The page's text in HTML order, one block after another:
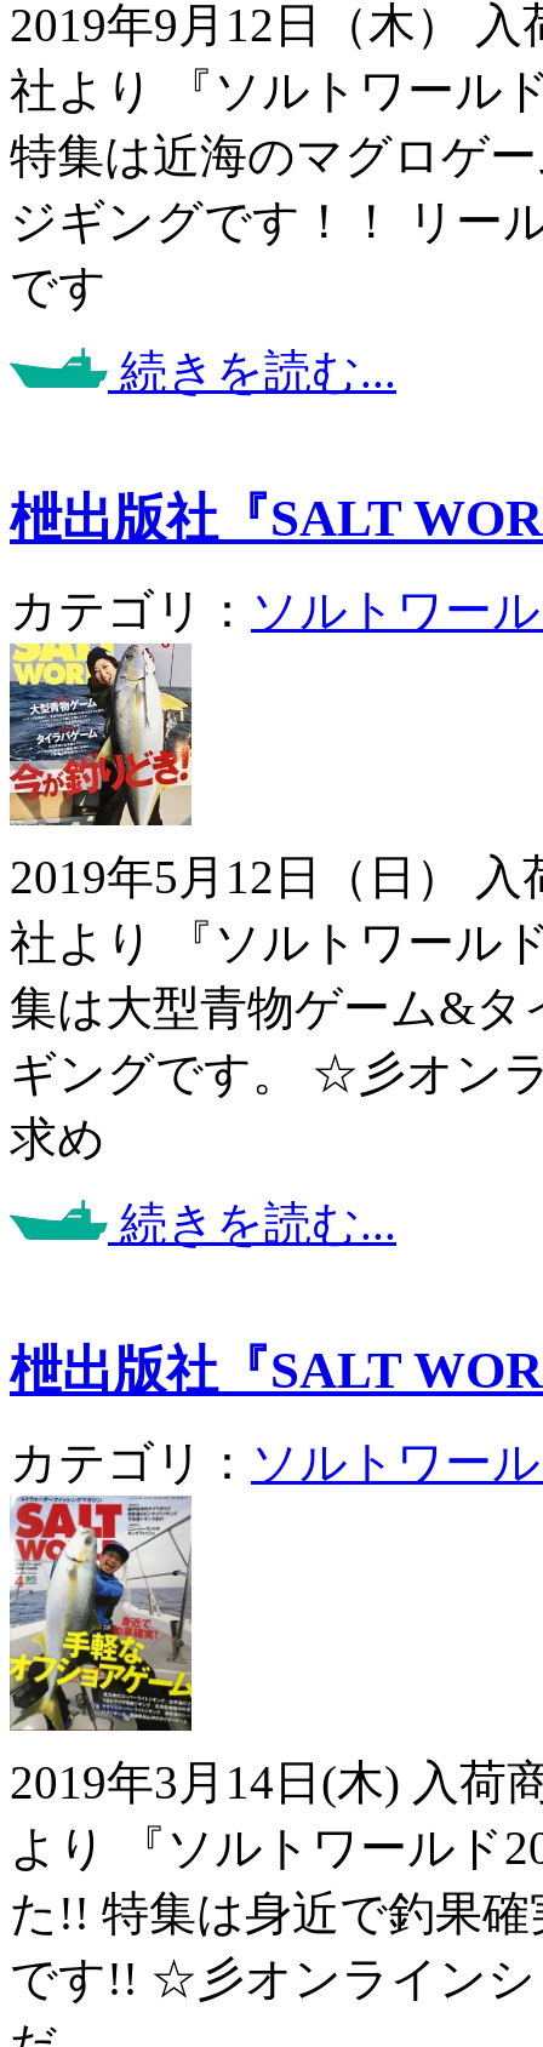
2019年9月12日（木）
社より 『ソルトワール
特集は近海のマグロゲ
ジギングです！！ リー
です
続きを読む...
枻出版社『SALT
カテゴリ： ソルトワー
2019年5月12日（日）
社より 『ソルトワール
集は大型青物ゲーム&
ギングです。 ☆彡オン
求め
続きを読む...
枻出版社『SALT
カテゴリ： ソルトワー
2019年3月14日(木) 入荷
より 『ソルトワールド
た!! 特集は身近で釣果
です!! ☆彡オンライン